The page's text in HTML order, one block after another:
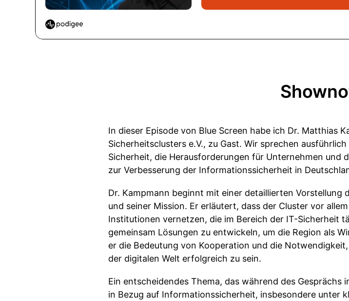
In dieser Episode von Blue Screen habe ich Dr. Matthias
Sicherheitsclusters e.V., zu Gast. Wir sprechen
Sicherheit, die Herausforderungen für Unternehmen und
zur Verbesserung der Informationssicherheit in
Dr. Kampmann beginnt mit einer detaillierten Vorstellung
und seiner Mission. Er erläutert, dass der Cluster vor
Institutionen vernetzen, die im Bereich der IT-Sicherheit
gemeinsam Lösungen zu entwickeln, um die Region als
er die Bedeutung von Kooperation und die
der digitalen Welt erfolgreich zu sein.
Ein entscheidendes Thema, das während des
in Bezug auf Informationssicherheit, insbesondere unter